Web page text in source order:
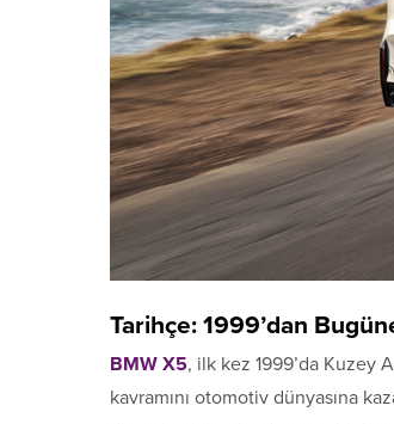
Tarihçe: 1999’dan
BMW X5, ilk kez 1999’da Kuzey
kavramını otomotiv dünyasına